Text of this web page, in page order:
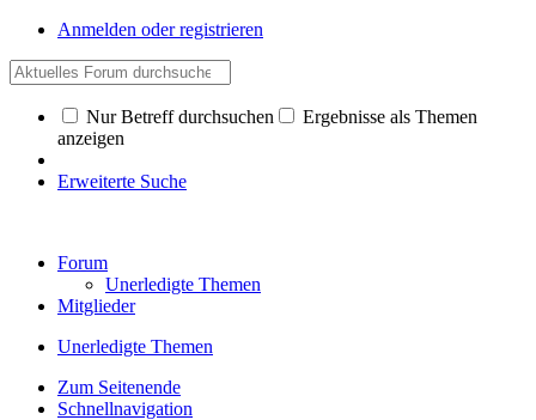
Anmelden oder registrieren
Nur Betreff durchsuchen
Ergebnisse als Themen
anzeigen
Erweiterte Suche
Forum
Unerledigte Themen
Mitglieder
Unerledigte Themen
Zum Seitenende
Schnellnavigation